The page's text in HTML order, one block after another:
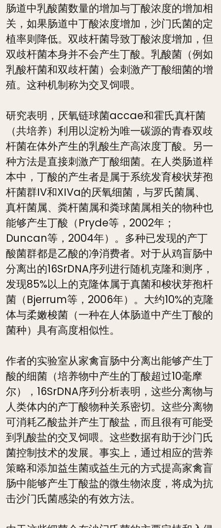
肠道中乳酸菌数量的增加与丁酸浓度的增加相
关，如果肠道中丁酸浓度增加，沙门氏菌的定
植率则降低。双歧杆菌导致丁酸浓度增加，但
双歧杆菌本身并不会产生丁酸。乳酸菌（例如
乳酸杆菌和双歧杆菌）会刺激产丁酸细菌的增
殖。这种机制称为交叉饲喂。
研究表明，厌氧链球菌accae和霍氏真杆菌
（共培养）利用以淀粉为唯一碳源的青春双歧
杆菌在体外产生的乳酸生产高浓度丁酸。另一
种方法是直接刺激产丁酸细菌。在人类肠道样
本中，丁酸的产生者是属于系统发育梭状芽孢
杆菌群IV和XIVa的厌氧细菌，与罗氏菌属、
真杆菌属、粪杆菌属和粪球菌属相关的物种也
能够产生丁酸（Pryde等，2002年；
Duncan等，2004年）。多种已发现的产丁
酸菌群都是乙酸的净消费者。对于从鸡盲肠中
分离出的16SrDNA序列进行随机克隆和测序，
发现85%以上的克隆体属于真菌和梭状芽孢杆
菌（Bjerrum等，2006年）。大约10%的克隆
体与柔嫩梭菌（一种在人体肠道中产生丁酸的
菌种）具有高度相似性。
作者的实验室从家禽盲肠中分离出能够产生丁
酸的细菌（培养物中产生的丁酸超过10毫摩
尔），16SrDNA序列分析表明，这些分离物与
人类体内的产丁酸物种关系密切。这些分离物
可消耗乙酸盐并产生丁酸盐，而且很有可能受
到乳酸盐的交叉饲喂。这些数据有助于沙门氏
菌控制技术的发展。事实上，通过相应的营养
策略和添加益生菌或益生元的方式提高家禽盲
肠中能够产生丁酸盐的微生物浓度，将成为抗
击沙门氏菌感染的有效方法。